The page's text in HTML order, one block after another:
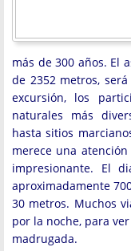
más de 300 años. El
de 2352 metros,
excursión, los
naturales más
hasta sitios
merece una
impresionante. El
aproximadamente
30 metros. Muchos
por la noche, para
madrugada.